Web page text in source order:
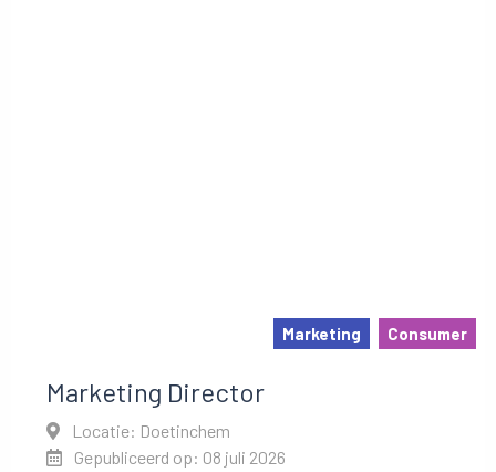
Marketing Consumer
Marketing Director
Locatie: Doetinchem
Gepubliceerd op: 08 juli 2026